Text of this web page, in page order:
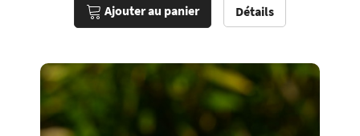
Ajouter au panier Détails